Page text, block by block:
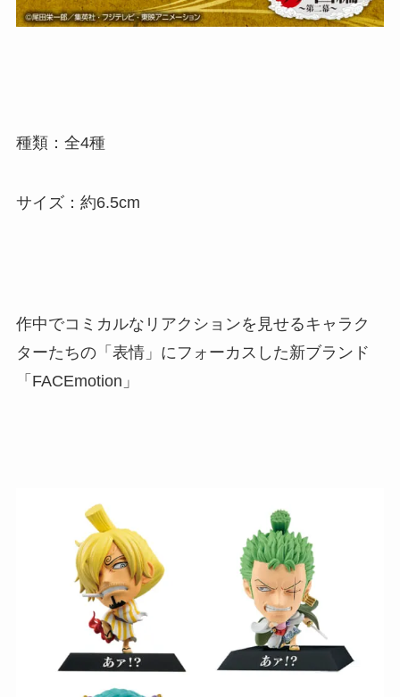
種類：全4種
サイズ：約6.5cm
作中でコミカルなリアクションを見せるキャラク
ターたちの「表情」にフォーカスした新ブランド
「FACEmotion」